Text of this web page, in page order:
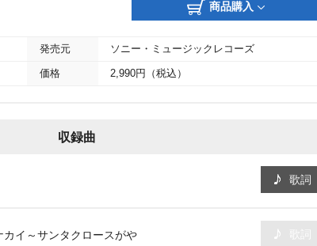
商品購入
発売元 ソニー・ミュージックレコーズ
価格 2,990円（税込）
収録曲
歌詞
カイ～サンタクロースが